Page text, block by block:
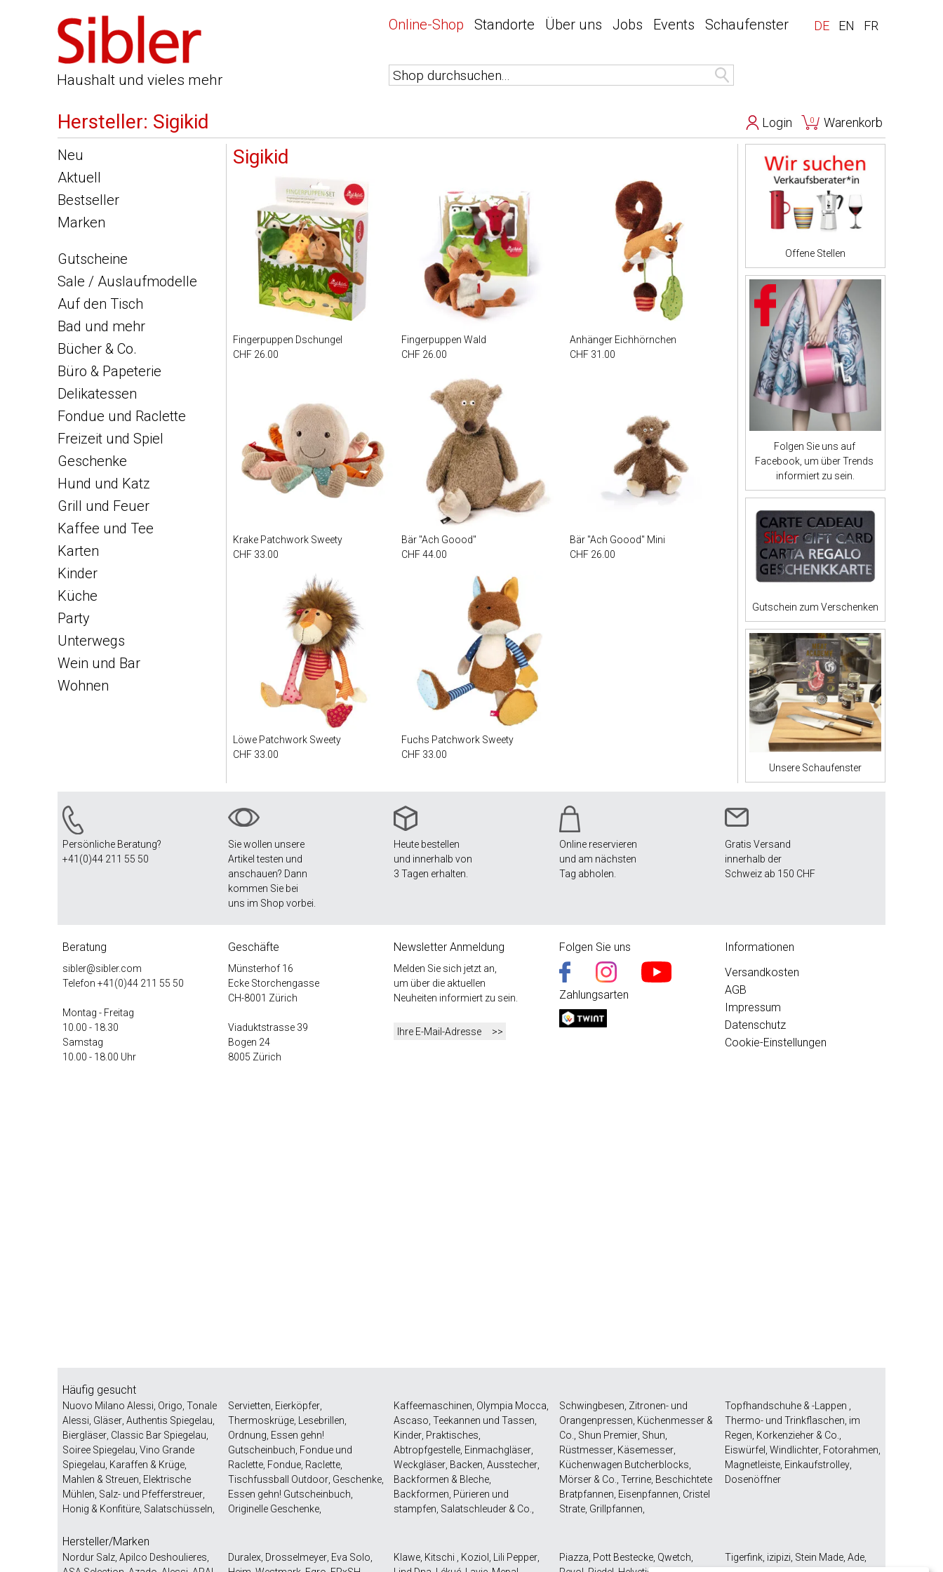
Haushalt und vieles mehr
Online-Shop Standorte Über uns Jobs Events Schaufenster DE EN FR
Login 0 Warenkorb
Hersteller: Sigikid
Neu
Aktuell
Bestseller
Marken
Gutscheine
Sale / Auslaufmodelle
Auf den Tisch
Bad und mehr
Bücher & Co.
Büro & Papeterie
Delikatessen
Fondue und Raclette
Freizeit und Spiel
Geschenke
Hund und Katz
Grill und Feuer
Kaffee und Tee
Karten
Kinder
Küche
Party
Unterwegs
Wein und Bar
Wohnen
Sigikid
Fingerpuppen Dschungel
CHF 26.00
Fingerpuppen Wald
CHF 26.00
Anhänger Eichhörnchen
CHF 31.00
Krake Patchwork Sweety
CHF 33.00
Bär "Ach Goood"
CHF 44.00
Bär "Ach Goood" Mini
CHF 26.00
Löwe Patchwork Sweety
CHF 33.00
Fuchs Patchwork Sweety
CHF 33.00
Offene Stellen
Folgen Sie uns auf
Facebook, um über Trends
informiert zu sein.
Gutschein zum Verschenken
Unsere Schaufenster
Persönliche Beratung?
+41(0)44 211 55 50
Sie wollen unsere
Artikel testen und
anschauen? Dann
kommen Sie bei
uns im Shop vorbei.
Heute bestellen
und innerhalb von
3 Tagen erhalten.
Online reservieren
und am nächsten
Tag abholen.
Gratis Versand
innerhalb der
Schweiz ab 150 CHF
Beratung
sibler@sibler.com
Telefon +41(0)44 211 55 50
Montag - Freitag
10.00 - 18.30
Samstag
10.00 - 18.00 Uhr
Geschäfte
Münsterhof 16
Ecke Storchengasse
CH-8001 Zürich
Viaduktstrasse 39
Bogen 24
8005 Zürich
Newsletter Anmeldung
Melden Sie sich jetzt an,
um über die aktuellen
Neuheiten informiert zu sein.
Folgen Sie uns
Zahlungsarten
Informationen
Versandkosten
AGB
Impressum
Datenschutz
Cookie-Einstellungen
Häufig gesucht
Nuovo Milano Alessi, Origo, Tonale
Alessi, Gläser, Authentis Spiegelau,
Biergläser, Classic Bar Spiegelau,
Soiree Spiegelau, Vino Grande
Spiegelau, Karaffen & Krüge,
Mahlen & Streuen, Elektrische
Mühlen, Salz- und Pfefferstreuer,
Honig & Konfitüre, Salatschüsseln,
Servietten, Eierköpfer,
Thermoskrüge, Lesebrillen,
Ordnung, Essen gehn!
Gutscheinbuch, Fondue und
Raclette, Fondue, Raclette,
Tischfussball Outdoor, Geschenke,
Essen gehn! Gutscheinbuch,
Originelle Geschenke,
Kaffeemaschinen, Olympia Mocca,
Ascaso, Teekannen und Tassen,
Kinder, Praktisches,
Abtropfgestelle, Einmachgläser,
Weckgläser, Backen, Ausstecher,
Backformen & Bleche,
Backformen, Pürieren und
stampfen, Salatschleuder & Co.,
Schwingbesen, Zitronen- und
Orangenpressen, Küchenmesser &
Co., Shun Premier, Shun,
Rüstmesser, Käsemesser,
Küchenwagen Butcherblocks,
Mörser & Co., Terrine, Beschichtete
Bratpfannen, Eisenpfannen, Cristel
Strate, Grillpfannen,
Topfhandschuhe & -Lappen ,
Thermo- und Trinkflaschen, im
Regen, Korkenzieher & Co.,
Eiswürfel , Windlichter, Fotorahmen,
Magnetleiste, Einkaufstrolley,
Dosenöffner
Hersteller/Marken
Nordur Salz, Apilco Deshoulieres,
Duralex, Drosselmeyer, Eva Solo,
Klawe, Kitschi , Koziol , Lili Pepper,
Piazza, Pott Bestecke, Qwetch,
Tigerfink, izipizi, Stein Made, Ade,